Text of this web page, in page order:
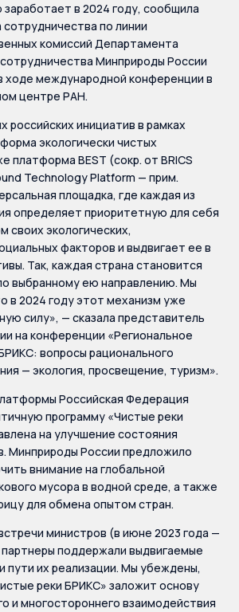
в 2024 году, сообщила
по линии
комиссий Департамента
Минприроды России
ходе международной конференции в
центре РАН.
российских инициатив в рамках
экологически чистых
платформа BEST (сокр. от BRICS
Technology Platform — прим.
площадка, где каждая из
определяет приоритетную для себя
своих экологических,
факторов и выдвигает ее в
Так, каждая страна становится
выбранному ею направлению. Мы
в 2024 году этот механизм уже
силу», — сказала представитель
на конференции «Региональное
вопросы рационального
— экология, просвещение, туризм».
Российская Федерация
программу «Чистые реки
на улучшение состояния
Минприроды России предложило
внимание на глобальной
мусора в водной среде, а также
для обмена опытом стран.
министров (в июне 2023 года —
поддержали выдвигаемые
пути их реализации. Мы убеждены,
реки БРИКС» заложит основу
и многостороннего взаимодействия